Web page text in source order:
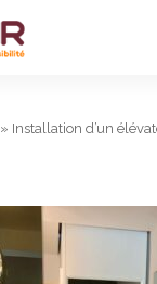
» Installation d’un